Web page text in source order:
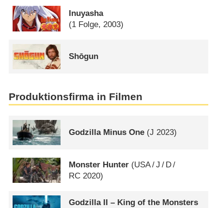
Inuyasha
(1 Folge, 2003)
Shōgun
Produktionsfirma in Filmen
Godzilla Minus One (J 2023)
Monster Hunter (USA/J / D/
RC 2020)
Godzilla II – King of the Monsters